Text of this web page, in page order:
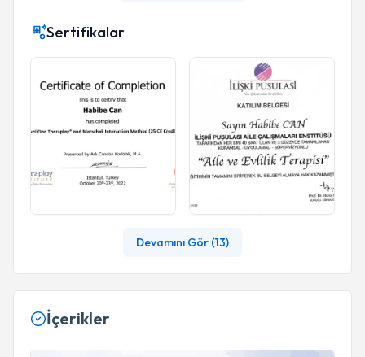
Sertifikalar
Devamını Gör (13)
İçerikler